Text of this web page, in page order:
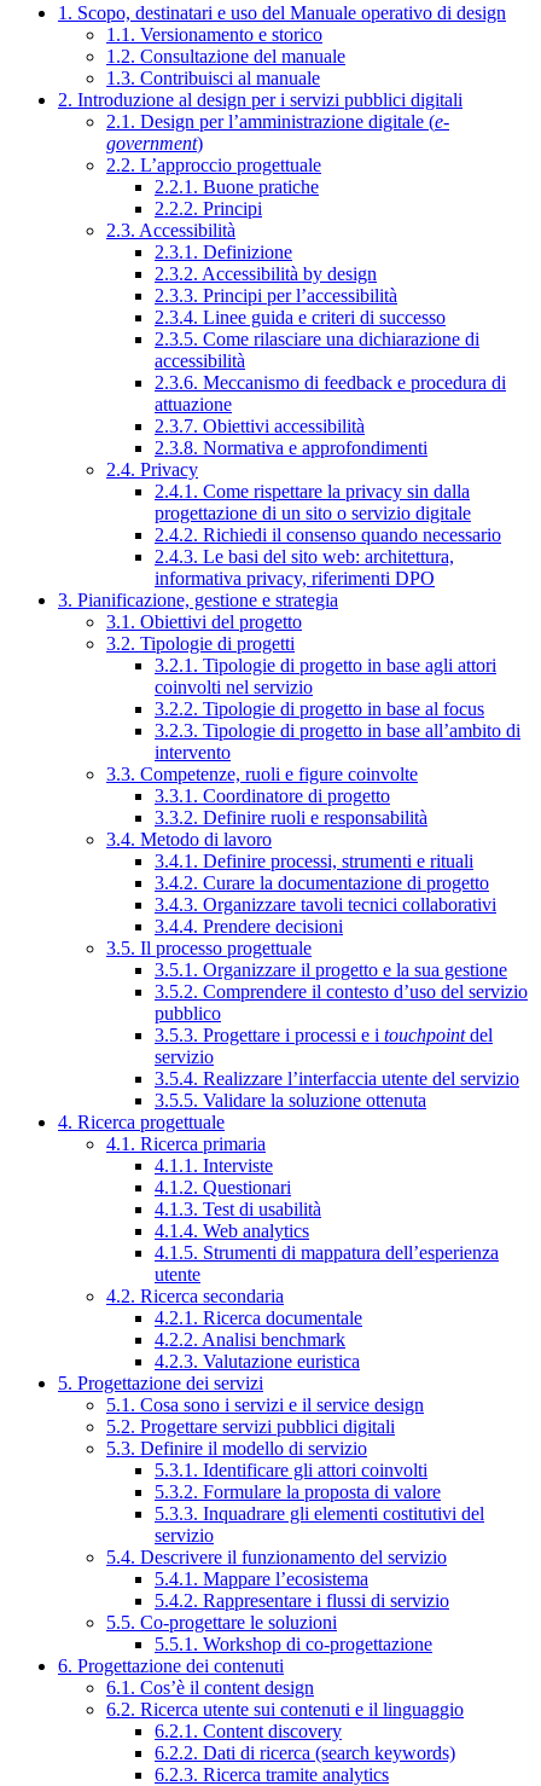
1. Scopo, destinatari e uso del Manuale operativo di design
1.1. Versionamento e storico
1.2. Consultazione del manuale
1.3. Contribuisci al manuale
2. Introduzione al design per i servizi pubblici digitali
2.1. Design per l’amministrazione digitale (e-
government)
2.2. L’approccio progettuale
2.2.1. Buone pratiche
2.2.2. Principi
2.3. Accessibilità
2.3.1. Definizione
2.3.2. Accessibilità by design
2.3.3. Principi per l’accessibilità
2.3.4. Linee guida e criteri di successo
2.3.5. Come rilasciare una dichiarazione di
accessibilità
2.3.6. Meccanismo di feedback e procedura di
attuazione
2.3.7. Obiettivi accessibilità
2.3.8. Normativa e approfondimenti
2.4. Privacy
2.4.1. Come rispettare la privacy sin dalla
progettazione di un sito o servizio digitale
2.4.2. Richiedi il consenso quando necessario
2.4.3. Le basi del sito web: architettura,
informativa privacy, riferimenti DPO
3. Pianificazione, gestione e strategia
3.1. Obiettivi del progetto
3.2. Tipologie di progetti
3.2.1. Tipologie di progetto in base agli attori
coinvolti nel servizio
3.2.2. Tipologie di progetto in base al focus
3.2.3. Tipologie di progetto in base all’ambito di
intervento
3.3. Competenze, ruoli e figure coinvolte
3.3.1. Coordinatore di progetto
3.3.2. Definire ruoli e responsabilità
3.4. Metodo di lavoro
3.4.1. Definire processi, strumenti e rituali
3.4.2. Curare la documentazione di progetto
3.4.3. Organizzare tavoli tecnici collaborativi
3.4.4. Prendere decisioni
3.5. Il processo progettuale
3.5.1. Organizzare il progetto e la sua gestione
3.5.2. Comprendere il contesto d’uso del servizio
pubblico
3.5.3. Progettare i processi e i touchpointdel
servizio
3.5.4. Realizzare l’interfaccia utente del servizio
3.5.5. Validare la soluzione ottenuta
4. Ricerca progettuale
4.1. Ricerca primaria
4.1.1. Interviste
4.1.2. Questionari
4.1.3. Test di usabilità
4.1.4. Web analytics
4.1.5. Strumenti di mappatura dell’esperienza
utente
4.2. Ricerca secondaria
4.2.1. Ricerca documentale
4.2.2. Analisi benchmark
4.2.3. Valutazione euristica
5. Progettazione dei servizi
5.1. Cosa sono i servizi e il service design
5.2. Progettare servizi pubblici digitali
5.3. Definire il modello di servizio
5.3.1. Identificare gli attori coinvolti
5.3.2. Formulare la proposta di valore
5.3.3. Inquadrare gli elementi costitutivi del
servizio
5.4. Descrivere il funzionamento del servizio
5.4.1. Mappare l’ecosistema
5.4.2. Rappresentare i flussi di servizio
5.5. Co-progettare le soluzioni
5.5.1. Workshop di co-progettazione
6. Progettazione dei contenuti
6.1. Cos’è il content design
6.2. Ricerca utente sui contenuti e il linguaggio
6.2.1. Content discovery
6.2.2. Dati di ricerca (search keywords)
6.2.3. Ricerca tramite analytics